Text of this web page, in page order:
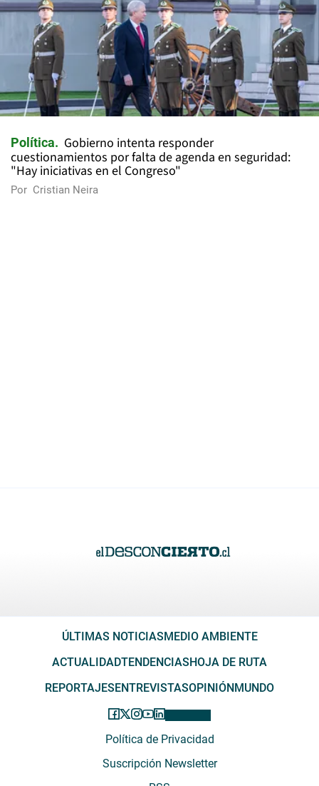
Política
Gobierno intenta responder
cuestionamientos por falta de agenda en seguridad:
"Hay iniciativas en el Congreso"
Por Cristian Neira
ÚLTIMAS NOTICIAS MEDIO AMBIENTE
ACTUALIDADTENDENCIAS HOJA DE RUTA
REPORTAJES ENTREVISTASOPINIÓN MUNDO
Política de Privacidad
Suscripción Newsletter